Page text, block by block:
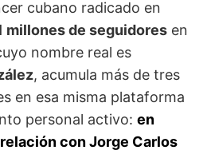
cubano radicado en
millones de seguidores en
nombre real es
, acumula más de tres
en esa misma plataforma
personal activo: en
con Jorge Carlos